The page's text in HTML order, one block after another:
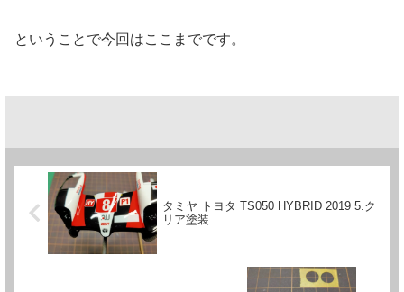
ということで今回はここまでです。
タミヤ トヨタ TS050 HYBRID 2019 5.ク
リア塗装